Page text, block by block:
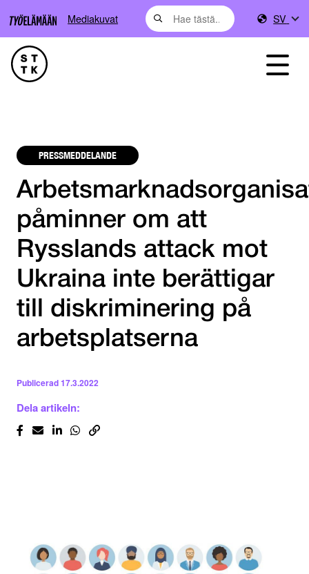
Mediakuvat SV
PRESSMEDDELANDE
påminner om att
Rysslands attack mot
Ukraina inte berättigar
till diskriminering på
arbetsplatserna
Publicerad17.3.2022
Dela artikeln: